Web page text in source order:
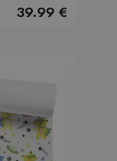
39.99 €